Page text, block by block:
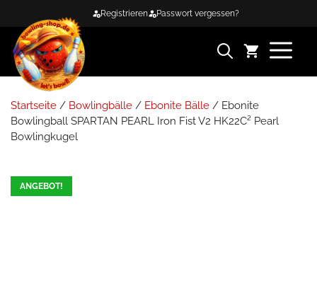
springen
Registrieren Passwort vergessen?
Startseite / Bowlingbälle / Ebonite Bälle / Ebonite
Bowlingball SPARTAN PEARL Iron Fist V2 HK22C² Pearl
Bowlingkugel
ANGEBOT!